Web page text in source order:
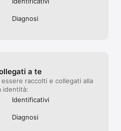
Diagnosi
a te
raccolti e collegati alla
identità:
Identificativi
Diagnosi